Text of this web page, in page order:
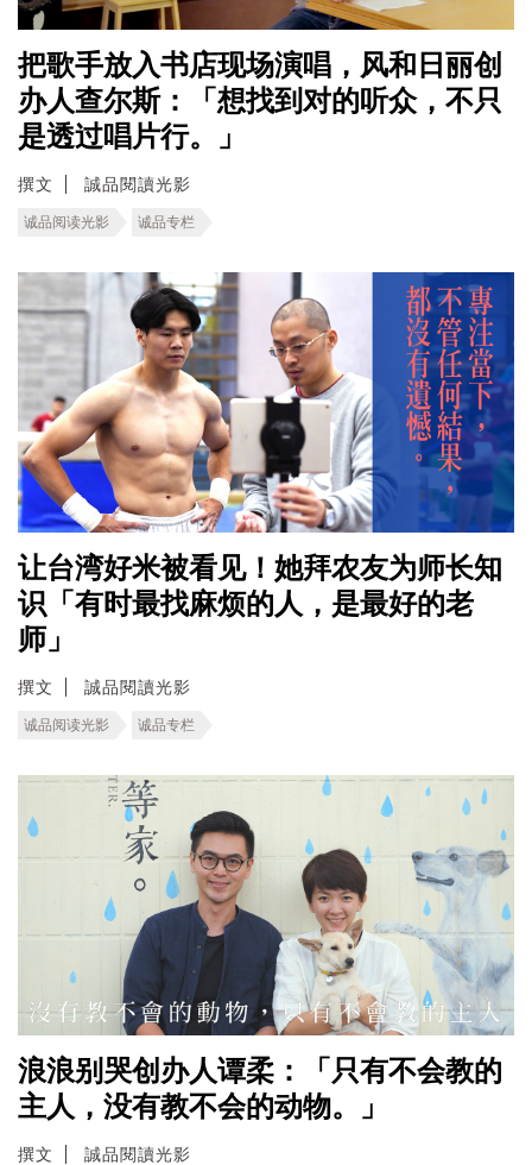
把歌手放入书店现场演唱，风和日丽创
办人查尔斯：「想找到对的听众，不只
是透过唱片行。」
撰文 誠品閱讀光影
诚品阅读光影 诚品专栏
让台湾好米被看见！她拜农友为师长知
识「有时最找麻烦的人，是最好的老
师」
撰文 誠品閱讀光影
诚品阅读光影 诚品专栏
浪浪别哭创办人谭柔：「只有不会教的
主人，没有教不会的动物。」
撰文 誠品閱讀光影